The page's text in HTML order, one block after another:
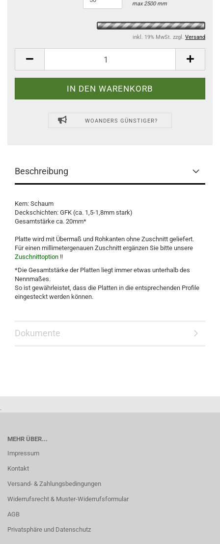
max 2500 mm
inkl. 19% MwSt. zzgl. Versand
WOANDERS GÜNSTIGER?
Beschreibung
Kern: Schaum
Deckschichten: GFK (ca. 1,5-1,8mm stark)
Gesamtstärke ca. 20mm*
Platte wird mit Übermaß und Rohkanten ohne Zuschnitt geliefert.
Für einen millimetergenauen Zuschnitt ergänzen Sie bitte unsere
Zuschnittoption !!
*Die Gesamtstärke der Platten liegt immer etwas unterhalb des
Nennmaßes.
So ist gewährleistet, dass die Platten in die entsprechenden Profile
eingesteckt werden können.
Dokumente
.
MEHR ÜBER...
Impressum
Kontakt
Versand- & Zahlungsbedingungen
Widerrufsrecht & Muster-Widerrufsformular
AGB
Privatsphäre und Datenschutz